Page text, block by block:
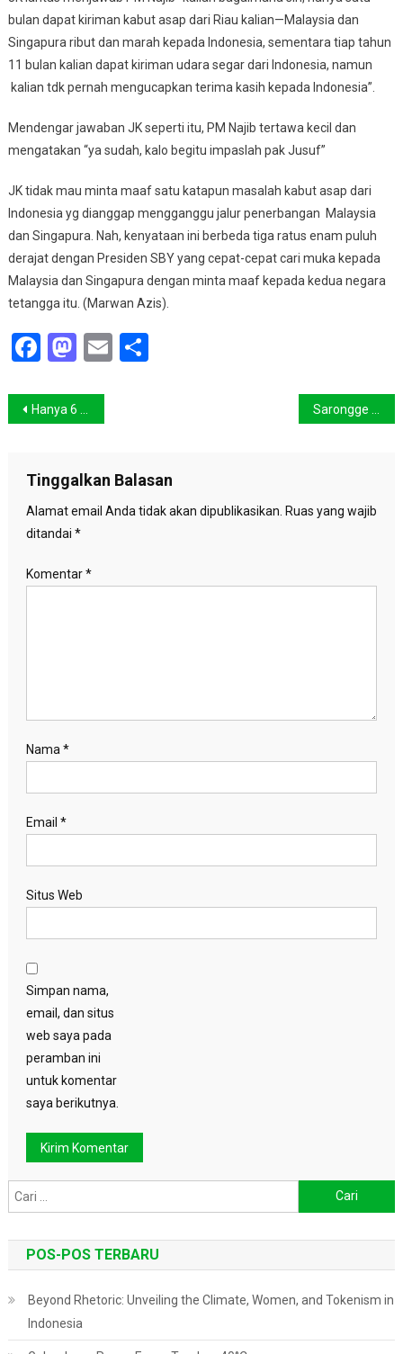
bulan dapat kiriman kabut asap dari Riau kalian—Malaysia dan
Singapura ribut dan marah kepada Indonesia, sementara tiap tahun
11 bulan kalian dapat kiriman udara segar dari Indonesia, namun
kalian tdk pernah mengucapkan terima kasih kepada Indonesia”.
Mendengar jawaban JK seperti itu, PM Najib tertawa kecil dan
mengatakan “ya sudah, kalo begitu impaslah pak Jusuf”
JK tidak mau minta maaf satu katapun masalah kabut asap dari
Indonesia yg dianggap mengganggu jalur penerbangan Malaysia
dan Singapura. Nah, kenyataan ini berbeda tiga ratus enam puluh
derajat dengan Presiden SBY yang cepat-cepat cari muka kepada
Malaysia dan Singapura dengan minta maaf kepada kedua negara
tetangga itu. (Marwan Azis).
Facebook
Mastodon
EmailShare
Navigasi
Hanya 6 Titik Api Terdeksi Satelik NOAA
Tinggalkan Balasan
Alamat email Anda tidak akan dipublikasikan. Ruas yang wajib
ditandai *
Komentar*
Nama *
Email *
Situs Web
Simpan nama,
email, dan situs
web saya pada
peramban ini
untuk komentar
saya berikutnya.
untuk:
POS-POS TERBARU
Beyond Rhetoric: Unveiling the Climate, Women, and Tokenism in
Indonesia